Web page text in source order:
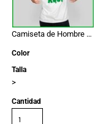
Camiseta de Hombre Premium 100% algodon
Color
Talla
>
Cantidad